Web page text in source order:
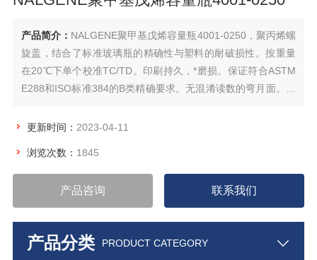
产品简介： NALGENE聚甲基戊烯容量瓶4001-0250，聚丙烯螺
旋盖，结合了标准玻璃瓶的精确性与塑料的耐破损性。按重量
在20℃下单个校准TC/TD。印刷持久，*磨损。保证符合ASTM
E288和ISO标准384的B类精确要求。无混淆读数的弯月面。半
前，请将盖放置在容器上，但不要按螺纹旋转密封。有刻度/防
更新时间： 2023-04-11
浏览次数： 1845
产品咨询 联系我们
产品分类 PRODUCT CATEGORY